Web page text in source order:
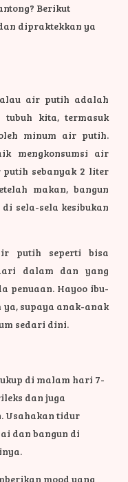
Berikut
dipraktekkan ya
air putih adalah
kita, termasuk
minum air putih.
mengkonsumsi air
sebanyak 2 liter
makan, bangun
sela-sela kesibukan
putih seperti bisa
dalam dan yang
penuaan. Hayoo ibu-
supaya anak-anak
sedari dini.
di malam hari 7-
dan juga
Usahakan tidur
dan bangun di
mood yang